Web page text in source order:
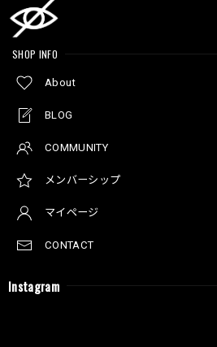
SHOP INFO
About
BLOG
COMMUNITY
メンバーシップ
マイページ
CONTACT
Instagram